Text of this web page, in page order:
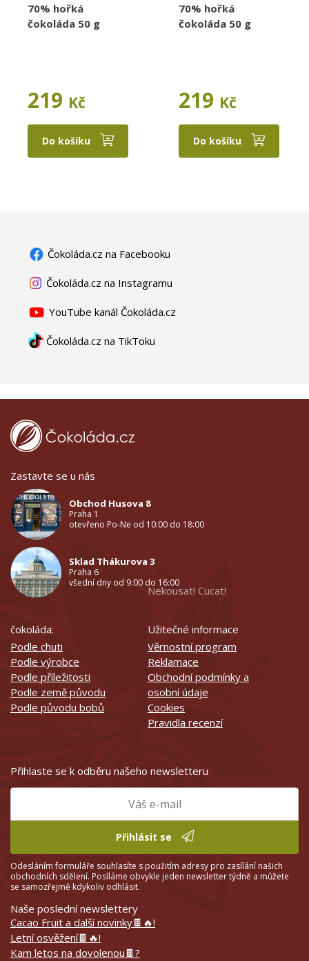
70% hořká
čokoláda 50 g
219 Kč
Do košíku
70% hořká
čokoláda 50 g
219 Kč
Do košíku
Čokoláda.cz na Facebooku
Čokoláda.cz na Instagramu
YouTube kanál Čokoláda.cz
Čokoláda.cz na TikToku
Zastavte se u nás
Obchod Husova 8
Praha 1
otevřeno Po-Ne od 10:00 do 18:00
Sklad Thákurova 3
Praha 6
všední dny od 9:00 do 16:00
čokoláda:
Podle chuti
Podle výrobce
Podle příležitosti
Podle země původu
Podle původu bobů
Nekousat! Cucat!
Užitečné informace
Věrnostní program
Reklamace
Obchodní podmínky a
osobní údaje
Cookies
Pravidla recenzí
Přihlaste se k odběru našeho newsletteru
Přihlásit se
Odesláním formuláře souhlasíte s použitím adresy pro zasílání našich
obchodních sdělení. Posíláme obvykle jeden newsletter týdně a můžete
se samozřejmě kdykoliv odhlásit.
Naše poslední newslettery
Cacao Fruit a další novinky🍫🔥!
Letní osvěžení🍫🔥!
Kam letos na dovolenou🍫?